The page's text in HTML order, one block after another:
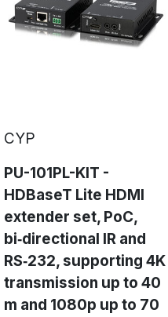
EDID garantiscono
del segnale fra la
CYP
PU-101PL-KIT -
HDBaseT Lite HDMI
extender set, PoC,
bi‑directional IR and
RS‑232, supporting 4K
transmission up to 40
m and 1080p up to 70